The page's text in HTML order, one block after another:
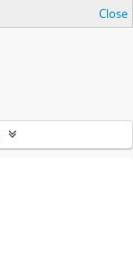
Close